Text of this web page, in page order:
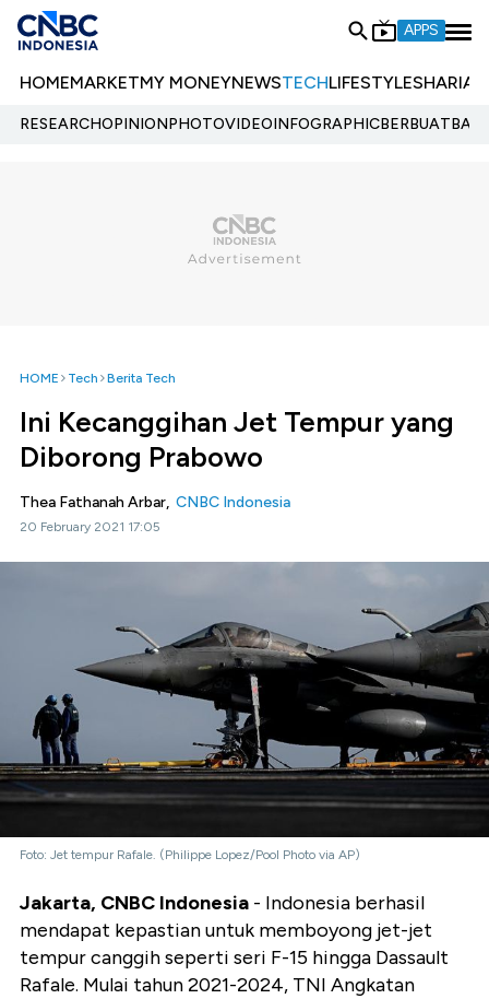
APPS
HOMEMARKETMY MONEYNEWSTECHLIFESTYLESHARIA
RESEARCHOPINIONPHOTOVIDEOINFOGRAPHIC
HOME Tech Berita Tech
Ini Kecanggihan Jet Tempur yang
Diborong Prabowo
Thea Fathanah Arbar, CNBC Indonesia
20 February 2021 17:05
Foto: Jet tempur Rafale. (Philippe Lopez/Pool Photo via AP)
Jakarta, CNBC Indonesia - Indonesia berhasil
mendapat kepastian untuk memboyong jet-jet
tempur canggih seperti seri F-15 hingga Dassault
Rafale. Mulai tahun 2021-2024, TNI Angkatan